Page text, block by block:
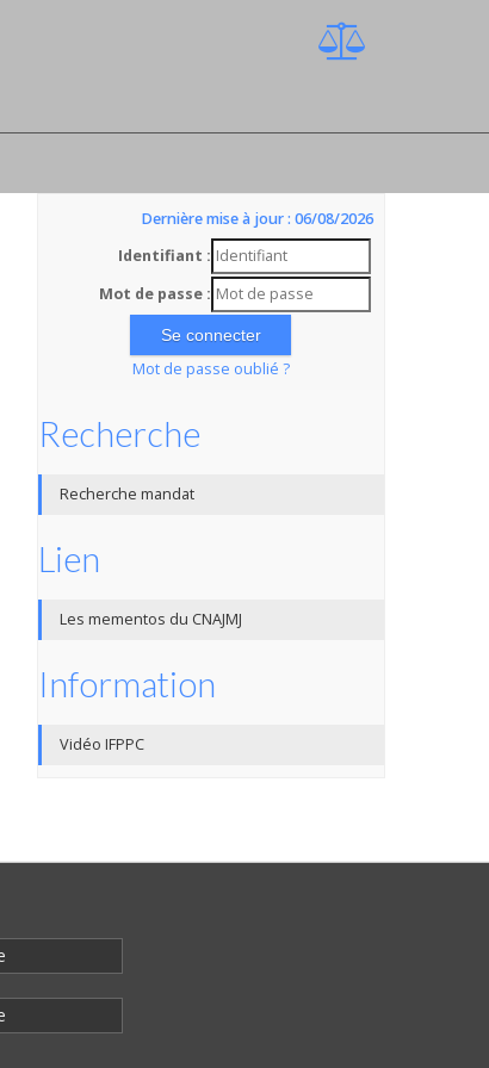
Dernière mise à jour : 06/08/2026
Identifiant :
Mot de passe :
Mot de passe oublié ?
Recherche
Recherche mandat
Lien
Les mementos du CNAJMJ
Information
Vidéo IFPPC